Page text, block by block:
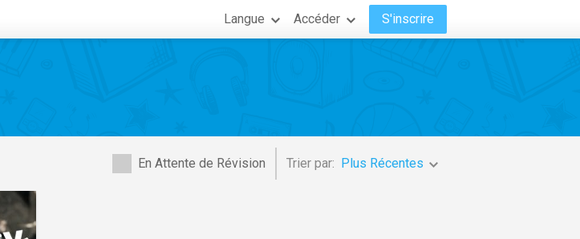
Langue Accéder S'inscrire
En Attente de Révision Trier par: Plus Récentes